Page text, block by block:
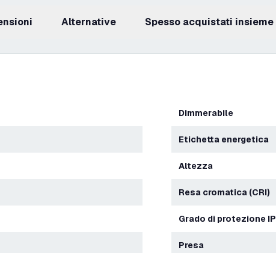
Alternative Spesso acquistati insieme
Dimmerabile
Etichetta energetica
Altezza
Resa cromatica (CRI)
Grado di protezione IP
Presa